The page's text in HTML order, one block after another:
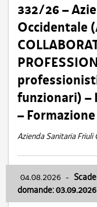
332/26 –
Occidentale
funzionari) –
–
Azienda Sanitaria Friuli
04.08.2026 -
domande: 03.09.2026